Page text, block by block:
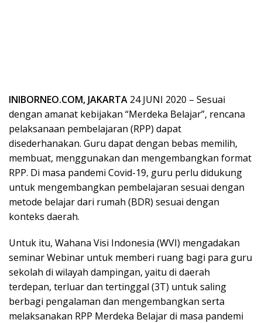
INIBORNEO.COM, JAKARTA 24 JUNI 2020 – Sesuai
dengan amanat kebijakan “Merdeka Belajar”, rencana
pelaksanaan pembelajaran (RPP) dapat
disederhanakan. Guru dapat dengan bebas memilih,
membuat, menggunakan dan mengembangkan format
RPP. Di masa pandemi Covid-19, guru perlu didukung
untuk mengembangkan pembelajaran sesuai dengan
metode belajar dari rumah (BDR) sesuai dengan
konteks daerah.
Untuk itu, Wahana Visi Indonesia (WVI) mengadakan
seminar Webinar untuk memberi ruang bagi para guru
sekolah di wilayah dampingan, yaitu di daerah
terdepan, terluar dan tertinggal (3T) untuk saling
berbagi pengalaman dan mengembangkan serta
melaksanakan RPP Merdeka Belajar di masa pandemi